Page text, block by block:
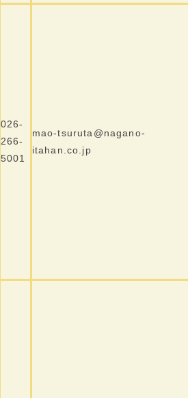
026-
266-
5001
mao-tsuruta@nagano-
itahan.co.jp